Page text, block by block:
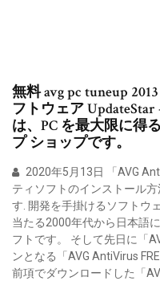
無料 avg pc tuneup
フトウェア
は、PC を最大限に得
プ ショップです。
2020年5月13日 「AVG
ティソフトのインストール
す. 開発を手掛けるソフトウ
当たる2000年代から日本語
フトです。 そして先日に「
ンとなる「AVG AntiVirus
前項でダウンロードした「